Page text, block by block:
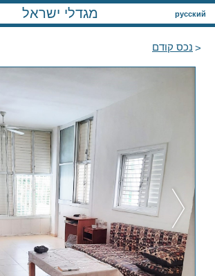
русский מגדלי ישראל
נכס קודם